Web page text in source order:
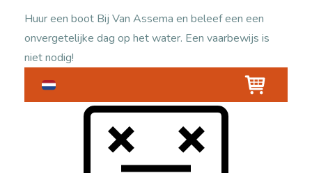
Huur een boot Bij Van Assema en beleef een een
onvergetelijke dag op het water. Een vaarbewijs is
niet nodig!